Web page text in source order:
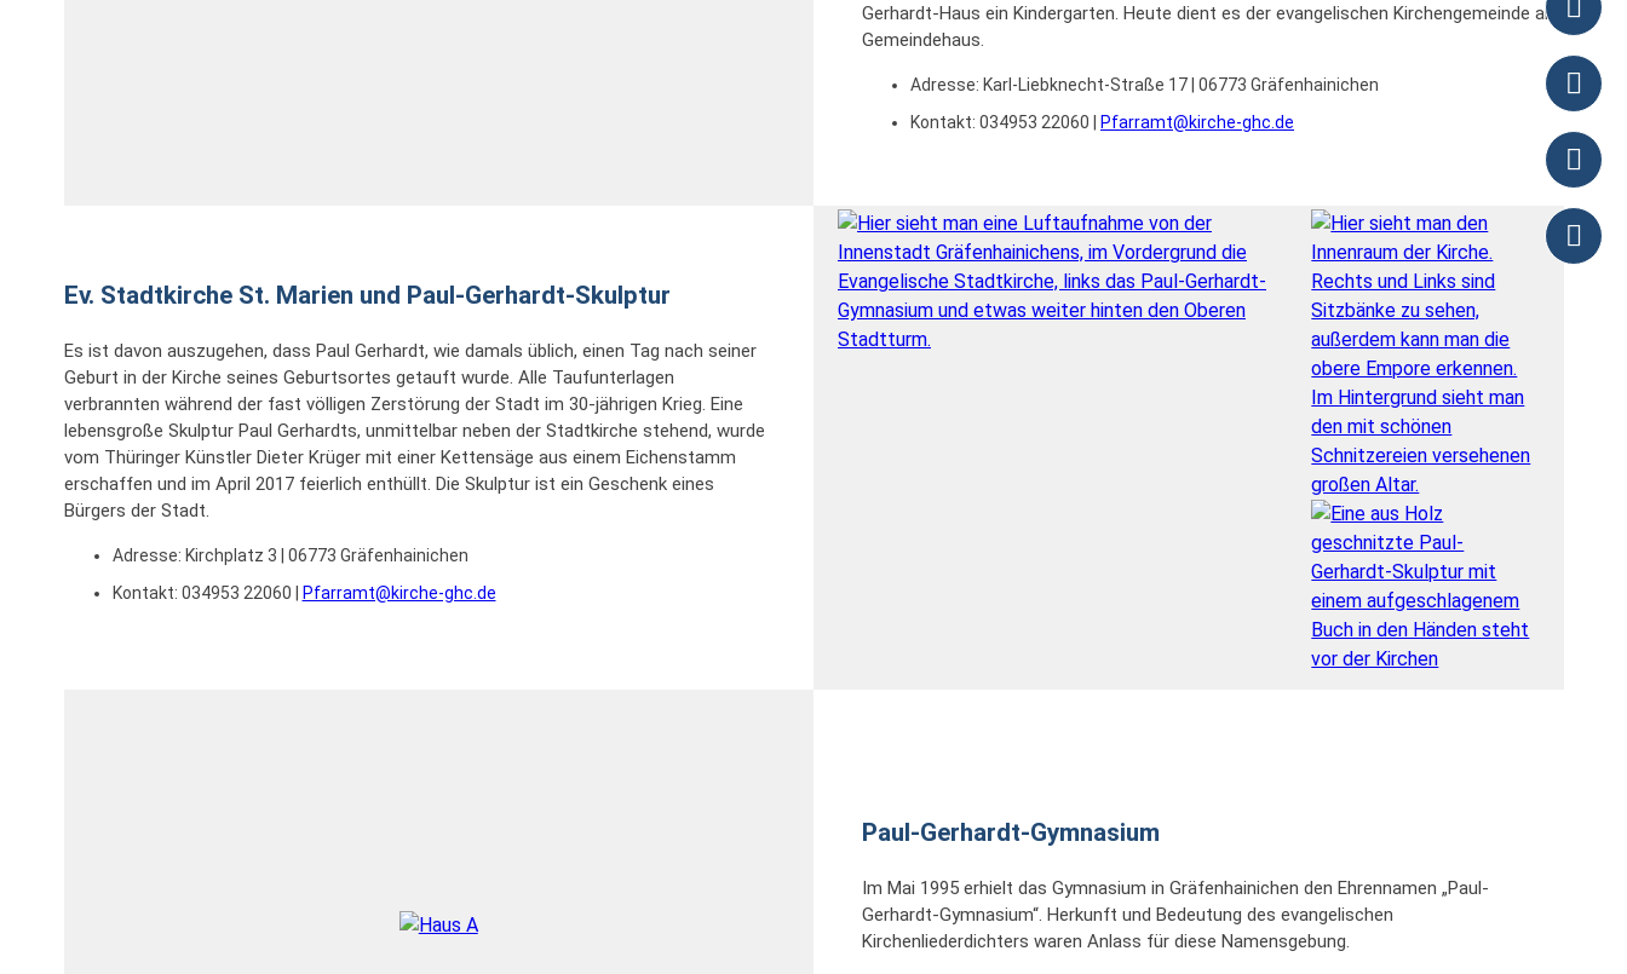
Gerhardt-Haus ein Kindergarten. Heute dient es der evangelischen Kirchengemeinde als
Gemeindehaus.
Adresse: Karl-Liebknecht-Straße 17 | 06773 Gräfenhainichen
Kontakt: 034953 22060 |
Pfarramt@kirche-ghc.de
Ev. Stadtkirche St. Marien und Paul-Gerhardt-Skulptur
Es ist davon auszugehen, dass Paul Gerhardt, wie damals üblich, einen Tag nach seiner
Geburt in der Kirche seines Geburtsortes getauft wurde. Alle Taufunterlagen
verbrannten während der fast völligen Zerstörung der Stadt im 30-jährigen Krieg. Eine
lebensgroße Skulptur Paul Gerhardts, unmittelbar neben der Stadtkirche stehend, wurde
vom Thüringer Künstler Dieter Krüger mit einer Kettensäge aus einem Eichenstamm
erschaffen und im April 2017 feierlich enthüllt. Die Skulptur ist ein Geschenk eines
Bürgers der Stadt.
Adresse: Kirchplatz 3 | 06773 Gräfenhainichen
Kontakt: 034953 22060 |
Pfarramt@kirche-ghc.de
Paul-Gerhardt-Gymnasium
Im Mai 1995 erhielt das Gymnasium in Gräfenhainichen den Ehrennamen „Paul-
Gerhardt-Gymnasium“. Herkunft und Bedeutung des evangelischen
Kirchenliederdichters waren Anlass für diese Namensgebung.